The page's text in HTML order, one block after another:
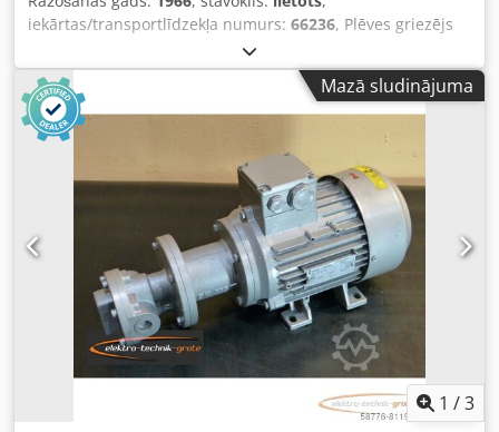
iekārtas/transportlīdzekļa numurs: 66236, Plēves griezējs
BAIER FOLSCH Izgatavošanas gads: 1966 – Sērijas Nr. 66236
Tiešsaistes video pārbaude, izmantojot Skype video.
Chodjh Ayb Eopfx Aicja Ar prieku gaidīsim Jūsu
apmeklējumu – pieejamas arī citas iekārtas noliktavā.
Pieejams nekavējoties – iespējams apskatīt uz vietas.
Atrašanās vieta: noliktava Emskirchen / Nirnbergā –
iespējama izmēģināšana.
Mazā sludinājuma
1 /3